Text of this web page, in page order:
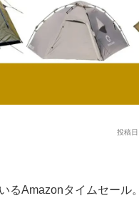
投稿
るAmazonタイムセール。